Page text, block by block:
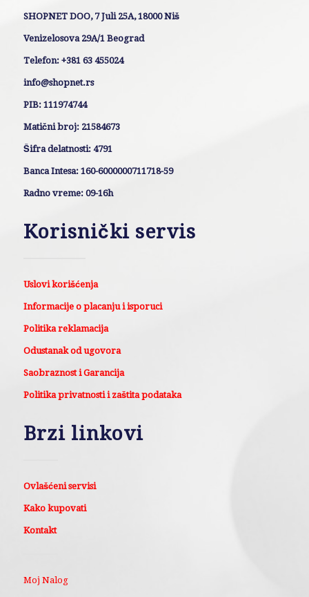
SHOPNET DOO, 7 Juli 25A, 18000 Niš
Venizelosova 29A/1 Beograd
Telefon: +381 63 455024
info@shopnet.rs
PIB: 111974744
Matični broj: 21584673
Šifra delatnosti: 4791
Banca Intesa: 160-6000000711718-59
Radno vreme: 09-16h
Korisnički servis
Uslovi korišćenja
Informacije o placanju i isporuci
Politika reklamacija
Odustanak od ugovora
Saobraznost i Garancija
Politika privatnosti i zaštita podataka
Brzi linkovi
Ovlašćeni servisi
Kako kupovati
Kontakt
Moj Nalog